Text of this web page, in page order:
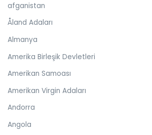
afganistan
Åland Adaları
Almanya
Amerika Birleşik Devletleri
Amerikan Samoası
Amerikan Virgin Adaları
Andorra
Angola